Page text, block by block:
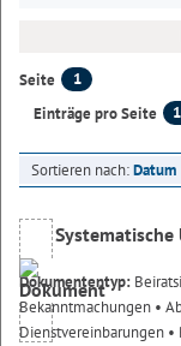
Seite
1
Einträge pro Seite
Sortieren nach:Datum
Systematische
Dokumententyp:
Bekanntmachungen •
Dienstvereinbarungen •